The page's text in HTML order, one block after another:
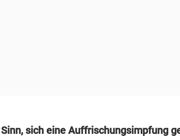
sich eine Auffrischungsimpfung